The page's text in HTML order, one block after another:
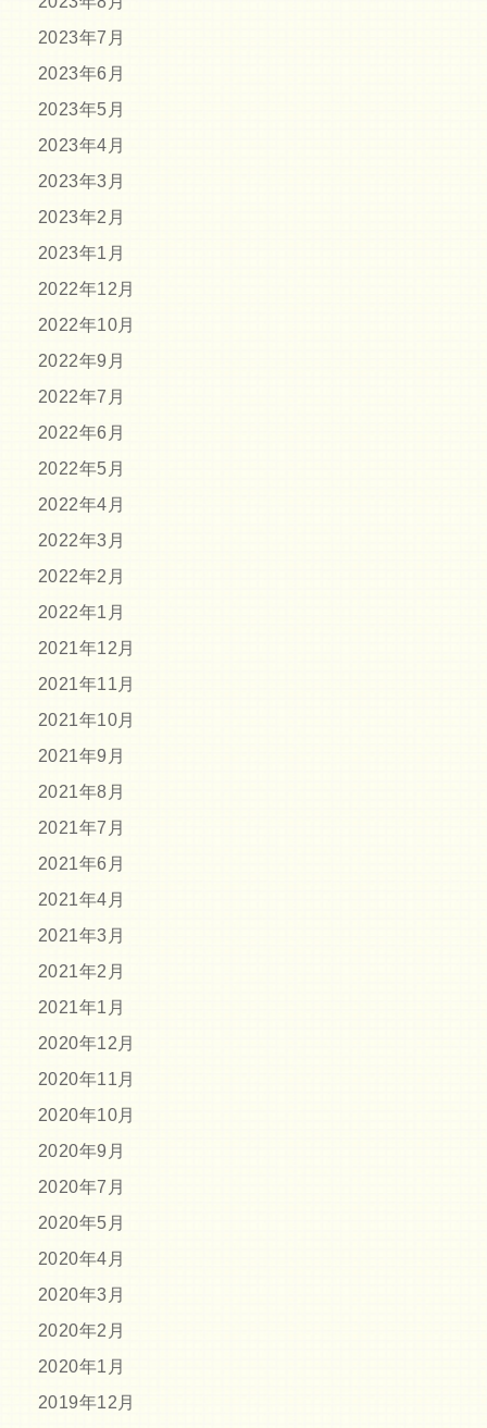
2023年7月
2023年6月
2023年5月
2023年4月
2023年3月
2023年2月
2023年1月
2022年12月
2022年10月
2022年9月
2022年7月
2022年6月
2022年5月
2022年4月
2022年3月
2022年2月
2022年1月
2021年12月
2021年11月
2021年10月
2021年9月
2021年8月
2021年7月
2021年6月
2021年4月
2021年3月
2021年2月
2021年1月
2020年12月
2020年11月
2020年10月
2020年9月
2020年7月
2020年5月
2020年4月
2020年3月
2020年2月
2020年1月
2019年12月